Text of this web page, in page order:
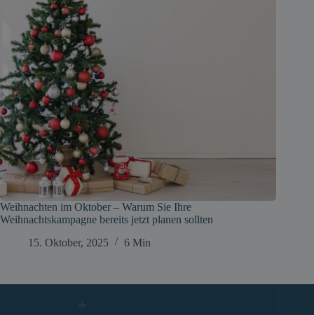
Weihnachten im Oktober – Warum Sie Ihre
Weihnachtskampagne bereits jetzt planen sollten
15. Oktober, 2025
6 Min